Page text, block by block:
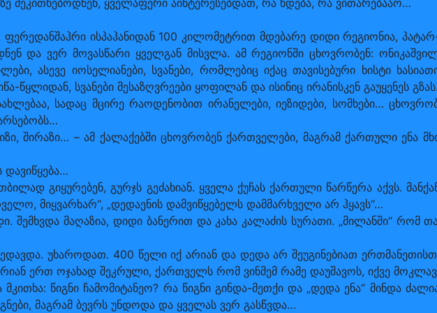
მეკითხებოდნენ, ყველაფერი აინტერესებდათ, რა ხდება, რა ვითარებააო…
ისპაჰანიდან 100 კილომეტრით მდებარე დიდი რეგიონია,
და ვერ მოვასწარი ყველგან მისვლა. ამ რეგიონში ცხოვრობენ:
ასევე იოსელიანები, სვანები, რომლებიც იქაც თავისებური ხისტი
წყლიდან, სვანები მესაზღვრეები ყოფილან და ისინიც ირანისკენ გაუყენეს
სადაც მცირე რაოდენობით ირანელები, იეზიდები, სომხები…
შირაზი… – ამ ქალაქებში ცხოვრობენ ქართველები, მაგრამ ქართული ენა
გიყურებენ, გურჯს გეძახიან. ყველა ქუჩას ქართული წარწერა აქვს.
მიყვარხარ“, „დედაენის დამვიწყებელს დამმარხველი არ ჰყავს“…
მაღაზია, დიდი ბანერით და კახა კალაძის სურათი. „მილანში“ რომ
უხაროდათ. 400 წელი იქ არიან და დედა არ შეუგინებიათ
ერთ ოჯახად შეკრული, ქართველს რომ ვინმემ რამე დაუშავოს, იქვე
წიგნი ჩამომიტანეო? რა წიგნი გინდა-მეთქი და „დედა ენა“ მინდა
მაგრამ ბევრს უნდოდა და ყველას ვერ გასწვდა…